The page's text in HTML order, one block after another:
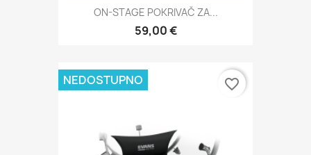
ON-STAGE POKRIVAČ ZA...
59,00 €
NEDOSTUPNO favorite_border